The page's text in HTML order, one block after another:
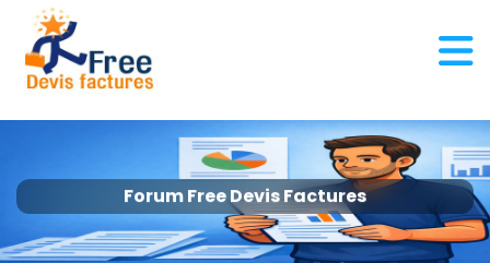
Forum Free Devis Factures